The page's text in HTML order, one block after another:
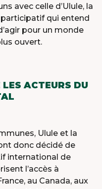
avec celle d’Ulule, la
qui entend
pour un monde
ouvert.
ACTEURS DU
Ulule et la
donc décidé de
international de
l’accès à
au Canada, aux